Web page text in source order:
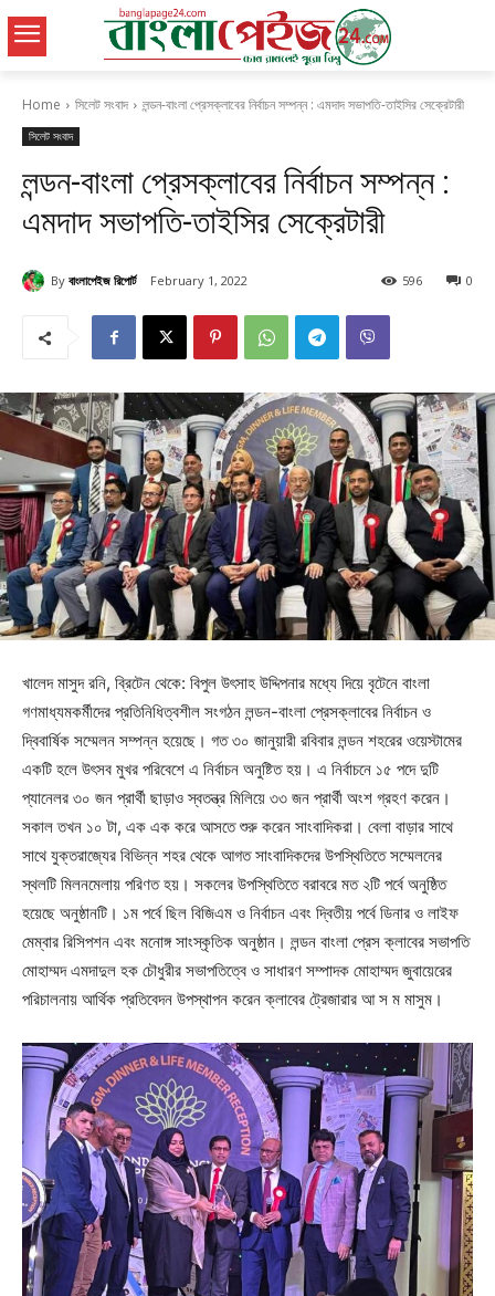
Home সিলেট সংবাদ লন্ডন-বাংলা প্রেসক্লাবের নির্বাচন সম্পন্ন : এমদাদ সভাপতি-তাইসির সেক্রেটারী
সিলেট সংবাদ
লন্ডন-বাংলা প্রেসক্লাবের নির্বাচন সম্পন্ন :
এমদাদ সভাপতি-তাইসির সেক্রেটারী
By বাংলাপেইজ রিপোর্ট February 1, 2022 0
596
খালেদ মাসুদ রনি, ব্রিটেন থেকে: বিপুল উৎসাহ উদ্দিপনার মধ্যে দিয়ে বৃটেনে বাংলা
গণমাধ্যমকর্মীদের প্রতিনিধিত্বশীল সংগঠন লন্ডন-বাংলা প্রেসক্লাবের নির্বাচন ও
দ্বিবার্ষিক সম্মেলন সম্পন্ন হয়েছে। গত ৩০ জানুয়ারী রবিবার লন্ডন শহরের ওয়েস্টামের
একটি হলে উৎসব মুখর পরিবেশে এ নির্বাচন অনুষ্টিত হয়। এ নির্বাচনে ১৫ পদে দুটি
প্যানেলর ৩০ জন প্রার্থী ছাড়াও স্বতন্ত্র মিলিয়ে ৩৩ জন প্রার্থী অংশ গ্রহণ করেন।
সকাল তখন ১০ টা, এক এক করে আসতে শুরু করেন সাংবাদিকরা। বেলা বাড়ার সাথে
সাথে যুক্তরাজ্যের বিভিন্ন শহর থেকে আগত সাংবাদিকদের উপস্থিতিতে সম্মেলনের
স্থলটি মিলনমেলায় পরিণত হয়। সকলের উপস্থিতিতে বরাবরে মত ২টি পর্বে অনুষ্ঠিত
হয়েছে অনুষ্ঠানটি। ১ম পর্বে ছিল বিজিএম ও নির্বাচন এবং দ্বিতীয় পর্বে ডিনার ও লাইফ
মেম্বার রিসিপশন এবং মনোঙ্গ সাংস্কৃতিক অনুষ্ঠান। লন্ডন বাংলা প্রেস ক্লাবের সভাপতি
মোহাম্মদ এমদাদুল হক চৌধুরীর সভাপতিত্বে ও সাধারণ সম্পাদক মোহাম্মদ জুবায়েরের
পরিচালনায় আর্থিক প্রতিবেদন উপস্থাপন করেন ক্লাবের ট্রেজারার আ স ম মাসুম।